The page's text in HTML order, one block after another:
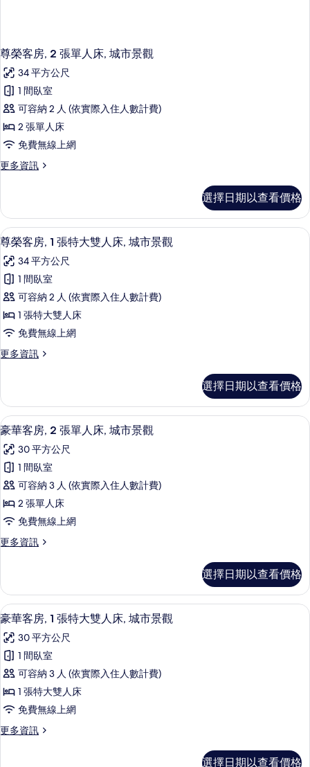
尊榮客房, 2 張單人床, 城市景觀
34 平方公尺
1 間臥室
可容納 2 人 (依實際入住人數計費)
2 張單人床
免費無線上網
更多資訊
更
客
房,
2
張
單
人
城
市
景
觀
的
選擇日期以查看價格
顯
示
尊
榮
客
房,
張
大
雙
人
床,
城
市
景
觀
的
相
片
尊榮客房, 1 張特大雙人床, 城市景觀 |
1
尊榮客房, 1 張特大雙人床, 城市景觀
34 平方公尺
1 間臥室
可容納 2 人 (依實際入住人數計費)
1 張特大雙人床
免費無線上網
更多資訊
更
客
房,
1
特
大
人
床,
城
市
景
情
選擇日期以查看價格
顯
示
豪
華
客
房,
張
人
床,
城
市
景
觀
的
所
有
豪華客房, 2 張單人床, 城市景觀 | 高
2
豪華客房, 2 張單人床, 城市景觀
30 平方公尺
1 間臥室
可容納 3 人 (依實際入住人數計費)
2 張單人床
免費無線上網
更多資訊
更
客
房,
2
單
人
城
市
景
觀
的
選擇日期以查看價格
顯
示
豪
華
客
房,
張
高級寢具、迷你吧、客房內保險箱、書
1
豪華客房, 1 張特大雙人床, 城市景觀
30 平方公尺
1 間臥室
可容納 3 人 (依實際入住人數計費)
1 張特大雙人床
免費無線上網
更多資訊
更
選擇日期以查看價格